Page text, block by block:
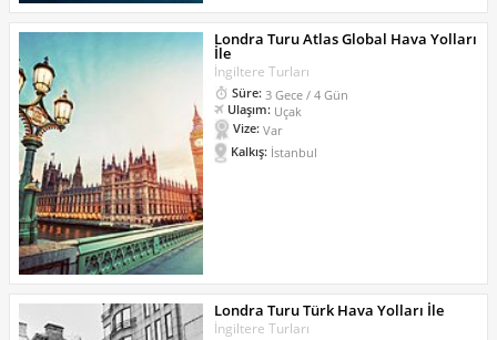
Londra Turu Atlas Global Hava Yolları
İle
İngiltere Turları
Süre: 3 Gece / 4 Gün
Ulaşım: Uçak
Vize: Var
Kalkış: İstanbul
Londra Turu Türk Hava Yolları İle
İngiltere Turları